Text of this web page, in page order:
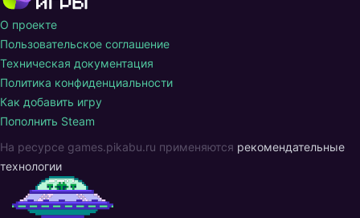
О проекте
Пользовательское соглашение
Техническая документация
Политика конфиденциальности
Как добавить игру
Пополнить Steam
На ресурсе games.pikabu.ru применяются рекомендательные
технологии